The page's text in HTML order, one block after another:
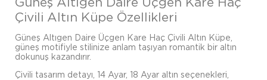
Çivili Altın Küpe Özellikleri
Güneş Altıgen Daire Üçgen Kare Haç Çivili Altın Küpe,
güneş motifiyle stilinize anlam taşıyan romantik bir altın
dokunuş kazandırır.
Çivili tasarım detayı, 14 Ayar, 18 Ayar altın seçenekleri,